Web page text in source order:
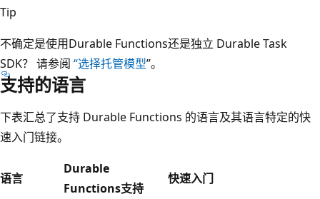
Tip
不确定是使用Durable Functions还是独立 Durable Task
SDK？ 请参阅 “选择托管模型”。
支持的语言
下表汇总了支持 Durable Functions 的语言及其语言特定的快
速入门链接。
语言
Durable
Functions支持
快速入门